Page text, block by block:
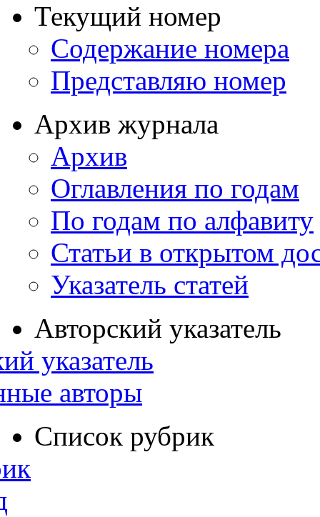
Текущий номер
Содержание номера
Представляю номер
Архив журнала
Архив
Оглавления по годам
По годам по алфавиту
Статьи в открытом
Указатель статей
Авторский указатель
указатель
авторы
Список рубрик